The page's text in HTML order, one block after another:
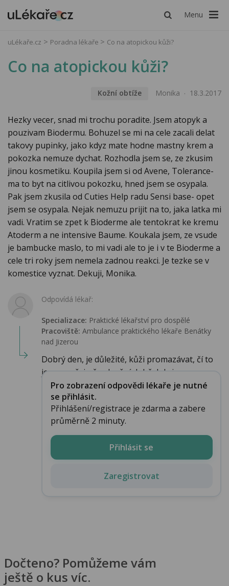
Menu
uLékaře.cz Poradna lékaře Co na atopickou kůži?
Co na atopickou kůži?
Kožní obtíže Monika 18.3.2017
Hezky vecer, snad mi trochu poradite. Jsem atopyk a
pouzivam Biodermu. Bohuzel se mi na cele zacali delat
takovy pupinky, jako kdyz mate hodne mastny krem a
pokozka nemuze dychat. Rozhodla jsem se, ze zkusim
jinou kosmetiku. Koupila jsem si od Avene, Tolerance-
ma to byt na citlivou pokozku, hned jsem se osypala.
Pak jsem zkusila od Cuties Help radu Sensi base- opet
jsem se osypala. Nejak nemuzu prijit na to, jaka latka mi
vadi. Vratim se zpet k Bioderme ale tentokrat ke kremu
Atoderm a ne intensive Baume. Koukala jsem, ze vsude
je bambucke maslo, to mi vadi ale to je i v te Bioderme a
cele tri roky jsem nemela zadnou reakci. Je tezke se v
komestice vyznat. Dekuji, Monika.
Odpovídá lékař:
Specializace: Praktické lékařství pro dospělé
Pracoviště: Ambulance praktického lékaře Benátky
nad Jizerou
Dobrý den, je důležité, kůži promazávat, čí to
je samozřejmě v dnešní době, kdy je na ...
Pro zobrazení odpovědi lékaře je nutné
se přihlásit.
Přihlášení/registrace je zdarma a zabere
průměrně 2 minuty.
Přihlásit se
Zaregistrovat
Dočteno? Pomůžeme vám
ještě o kus víc.